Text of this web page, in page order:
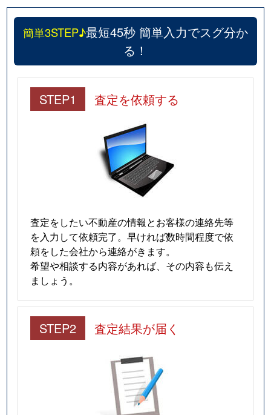
簡単3STEP♪最短45秒 簡単入力でスグ分か
る！
STEP1 査定を依頼する
査定をしたい不動産の情報とお客様の連絡先等
を入力して依頼完了。早ければ数時間程度で依
頼をした会社から連絡がきます。
希望や相談する内容があれば、その内容も伝え
ましょう。
STEP2 査定結果が届く